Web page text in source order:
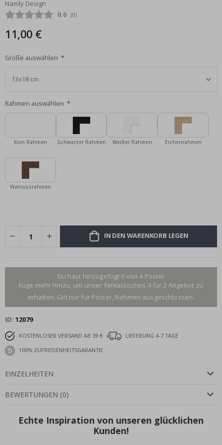
Bildgalerie
springen
Namly Design
Durchschnittliche Bewertung:
0.0 (abgegebene bewertungen:
0)
11,00 €
Größe auswählen
Rahmen auswählen
Kein Rahmen Schwarzer Rahmen Weißer Rahmen Eichenrahmen
Walnussrahmen
IN DEN WARENKORB LEGEN
Du hast hinzugefügt 0 von 4 Poster
Füge mehr hinzu, um unser fantastisches 4 für 2 Angebot zu
erhalten. Gilt nur für Poster, Rahmen ausgeschlossen.
ID 12079
KOSTENLOSER VERSAND AB 39 €
LIEFERUNG 4-7 TAGE
100% ZUFRIEDENHEITSGARANTIE
EINZELHEITEN
BEWERTUNGEN (0)
Echte Inspiration von unseren glücklichen
Kunden!